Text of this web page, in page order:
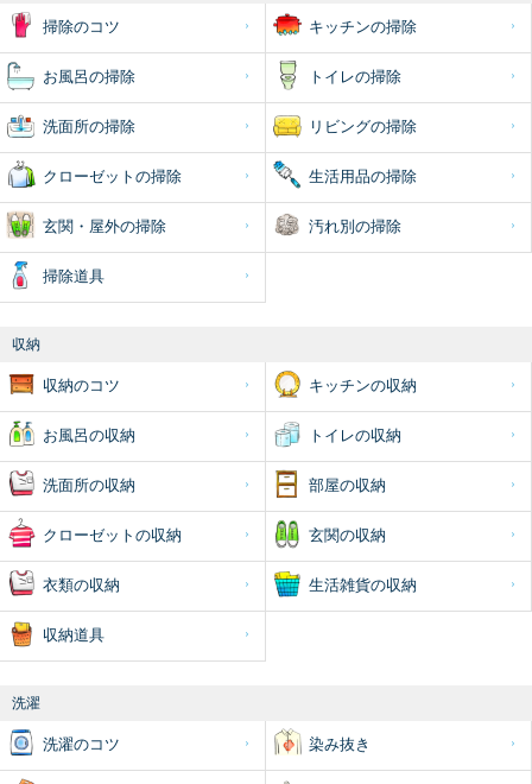
掃除のコツ キッチンの掃除
お風呂の掃除 トイレの掃除
洗面所の掃除 リビングの掃除
クローゼットの掃除 生活用品の掃除
玄関・屋外の掃除 汚れ別の掃除
掃除道具
収納
収納のコツ キッチンの収納
お風呂の収納 トイレの収納
洗面所の収納 部屋の収納
クローゼットの収納 玄関の収納
衣類の収納 生活雑貨の収納
収納道具
洗濯
洗濯のコツ 染み抜き